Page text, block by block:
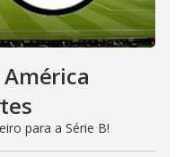
para a Série B!